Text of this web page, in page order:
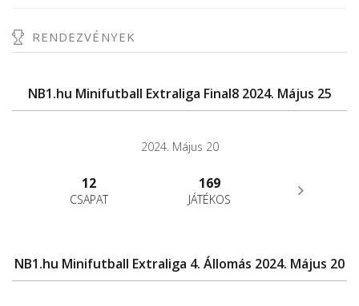
RENDEZVÉNYEK
NB1.hu Minifutball Extraliga Final8 2024. Május 25
2024. Május 20
12
CSAPAT
169
JÁTÉKOS
NB1.hu Minifutball Extraliga 4. Állomás 2024. Május 20